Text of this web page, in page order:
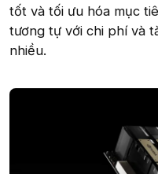
tốt và tối ưu hóa mục
tương tự với chi phí và
nhiều.